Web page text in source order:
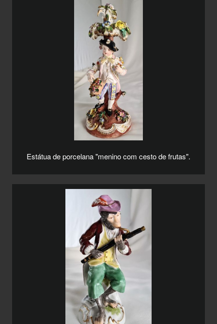
Estátua de porcelana "menino com cesto de frutas".